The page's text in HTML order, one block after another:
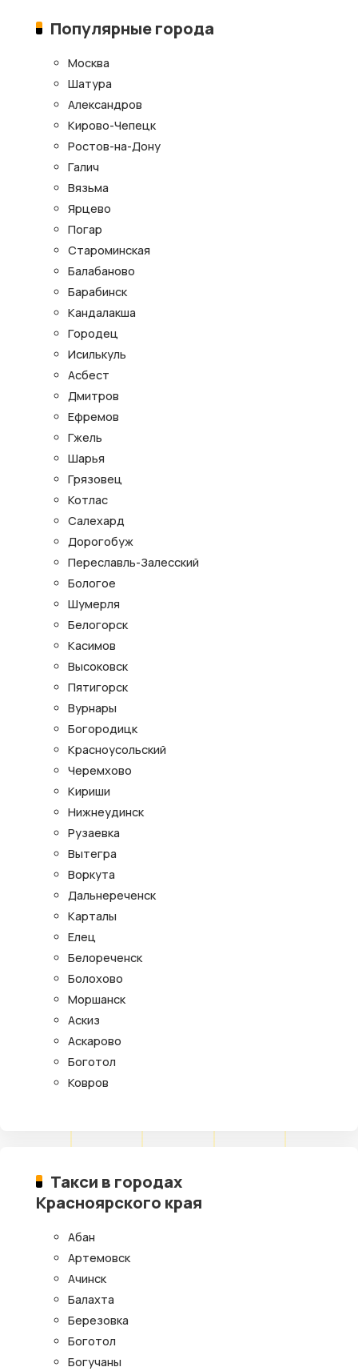
Популярные города
Москва
Шатура
Александров
Кирово-Чепецк
Ростов-на-Дону
Галич
Вязьма
Ярцево
Погар
Староминская
Балабаново
Барабинск
Кандалакша
Городец
Исилькуль
Асбест
Дмитров
Ефремов
Гжель
Шарья
Грязовец
Котлас
Салехард
Дорогобуж
Переславль-Залесский
Бологое
Шумерля
Белогорск
Касимов
Высоковск
Пятигорск
Вурнары
Богородицк
Красноусольский
Черемхово
Кириши
Нижнеудинск
Рузаевка
Вытегра
Воркута
Дальнереченск
Карталы
Елец
Белореченск
Болохово
Моршанск
Аскиз
Аскарово
Боготол
Ковров
Такси в городах
Красноярского края
Абан
Артемовск
Ачинск
Балахта
Березовка
Боготол
Богучаны